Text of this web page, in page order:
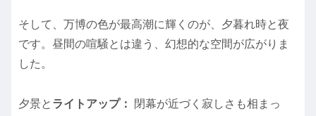
そして、万博の色が最高潮に輝くのが、夕暮れ時と夜
です。昼間の喧騒とは違う、幻想的な空間が広がりま
した。
夕景と ライトアップ：
閉幕が近づく寂しさも相まっ